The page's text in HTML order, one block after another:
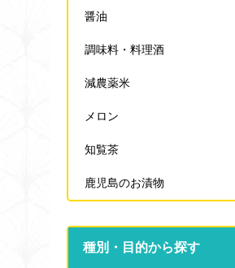
醤油
調味料・料理酒
減農薬米
メロン
知覧茶
鹿児島のお漬物
種別・目的から探す